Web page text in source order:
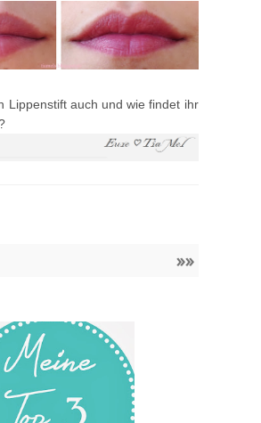
Lippenstift auch und wie findet ihr
»»